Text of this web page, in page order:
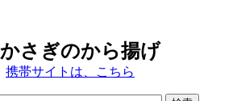
さぎのから揚げ
携帯サイトは、こちら